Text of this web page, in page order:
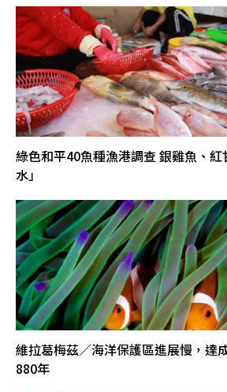
綠色和平40魚種漁港調查 銀雞魚、
水」
維拉葛梅茲／海洋保護區進展慢，達
880年